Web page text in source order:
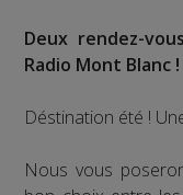
Deux rendez-
Radio Mont Blanc !
Déstination été !
Nous vous